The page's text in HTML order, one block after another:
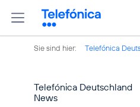
Sie sind hier: Telefónica
Telefónica Deutschland
News